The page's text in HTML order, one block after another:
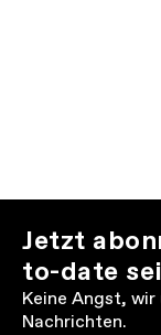
Jetzt
to-date
Keine Angst,
Nachrichten.